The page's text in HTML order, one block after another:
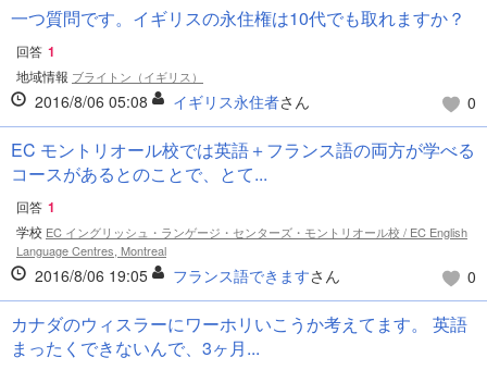
一つ質問です。イギリスの永住権は10代でも取れますか？
回答 1
地域情報 ブライトン（イギリス）
2016/8/06 05:08 イギリス永住者さん 0
EC モントリオール校では英語＋フランス語の両方が学べる
コースがあるとのことで、とて...
回答 1
学校 EC イングリッシュ・ランゲージ・センターズ・モントリオール校 / EC English
Language Centres, Montreal
2016/8/06 19:05 フランス語できますさん 0
カナダのウィスラーにワーホリいこうか考えてます。 英語
まったくできないんで、3ヶ月...